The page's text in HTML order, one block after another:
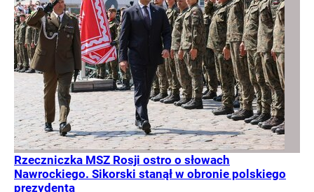
Rzeczniczka MSZ Rosji ostro o słowach
Nawrockiego. Sikorski stanął w obronie polskiego
prezydenta